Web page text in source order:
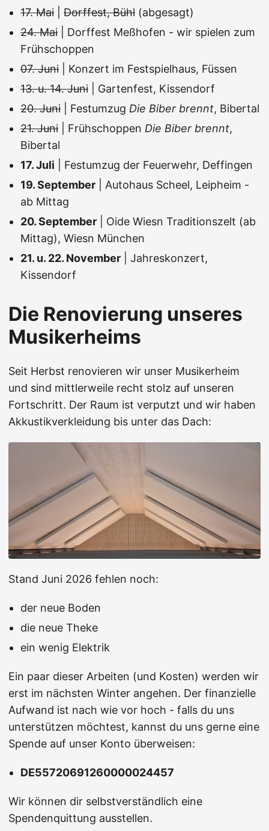
17. Mai
Dorffest, Bühl (abgesagt)
24. Mai | Dorffest Meßhofen - wir spielen zum
Frühschoppen
07. Juni | Konzert im Festspielhaus, Füssen
13. u. 14. Juni | Gartenfest, Kissendorf
20. Juni | Festumzug Die Biber brennt, Bibertal
21. Juni | Frühschoppen Die Biber brennt,
Bibertal
17. Juli | Festumzug der Feuerwehr, Deffingen
19. September | Autohaus Scheel, Leipheim -
ab Mittag
20. September | Oide Wiesn Traditionszelt (ab
Mittag), Wiesn München
21. u. 22. November | Jahreskonzert,
Kissendorf
Die Renovierung unseres
Musikerheims
Seit Herbst renovieren wir unser Musikerheim
und sind mittlerweile recht stolz auf unseren
Fortschritt. Der Raum ist verputzt und wir haben
Akkustikverkleidung bis unter das Dach:
Stand Juni 2026 fehlen noch:
der neue Boden
die neue Theke
ein wenig Elektrik
Ein paar dieser Arbeiten (und Kosten) werden wir
erst im nächsten Winter angehen. Der finanzielle
Aufwand ist nach wie vor hoch - falls du uns
unterstützen möchtest, kannst du uns gerne eine
Spende auf unser Konto überweisen:
DE55720691260000024457
Wir können dir selbstverständlich eine
Spendenquittung ausstellen.